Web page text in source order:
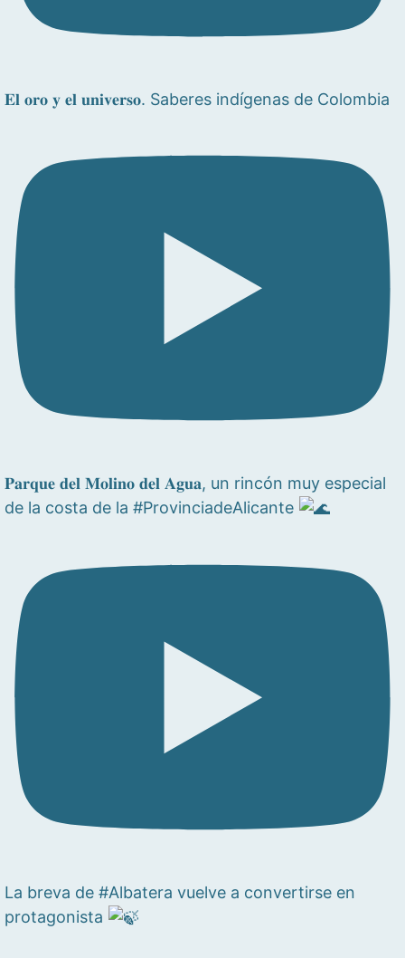
𝐄𝐥 𝐨𝐫𝐨 𝐲 𝐞𝐥 𝐮𝐧𝐢𝐯𝐞𝐫𝐬𝐨. Saberes indígenas de Colombia
𝐏𝐚𝐫𝐪𝐮𝐞 𝐝𝐞𝐥 𝐌𝐨𝐥𝐢𝐧𝐨 𝐝𝐞𝐥 𝐀𝐠𝐮𝐚, un rincón muy especial
de la costa de la #ProvinciadeAlicante
La breva de #Albatera vuelve a convertirse en
protagonista